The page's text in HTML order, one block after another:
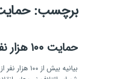
برچسب:حمایت ۱۰۰ هزار نفر از کانون
حمایت ۱۰۰ هزار نفر از کانون اقوام از رئیسی
بیانیه بیش